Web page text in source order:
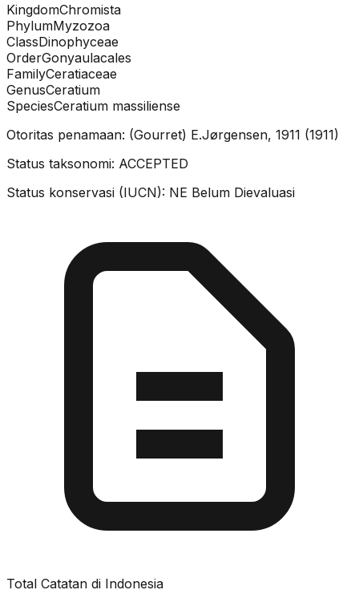
KingdomChromista
PhylumMyzozoa
ClassDinophyceae
OrderGonyaulacales
FamilyCeratiaceae
GenusCeratium
SpeciesCeratium massiliense
Otoritas penamaan: (Gourret) E.Jørgensen, 1911 (1911)
Status taksonomi: ACCEPTED
Status konservasi (IUCN): NE Belum Dievaluasi
Total Catatan di Indonesia